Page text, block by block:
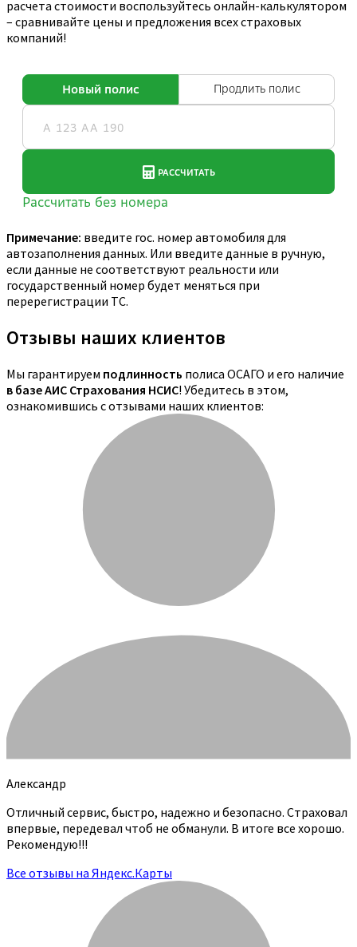
расчета стоимости воспользуйтесь онлайн-калькулятором
– сравнивайте цены и предложения всех страховых
компаний!
Примечание: введите гос. номер автомобиля для
автозаполнения данных. Или введите данные в ручную,
если данные не соответствуют реальности или
государственный номер будет меняться при
перерегистрации ТС.
Отзывы наших клиентов
Мы гарантируем подлинность полиса ОСАГО и его наличие
в базе АИС Страхования НСИС! Убедитесь в этом,
ознакомившись с отзывами наших клиентов:
Александр
Отличный сервис, быстро, надежно и безопасно. Страховал
впервые, передевал чтоб не обманули. В итоге все хорошо.
Рекомендую!!!
Все отзывы на Яндекс.Карты